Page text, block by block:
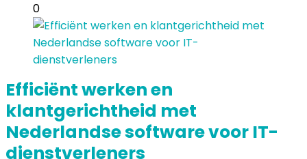
0
Efficiënt werken en
klantgerichtheid met
Nederlandse software voor IT-
dienstverleners